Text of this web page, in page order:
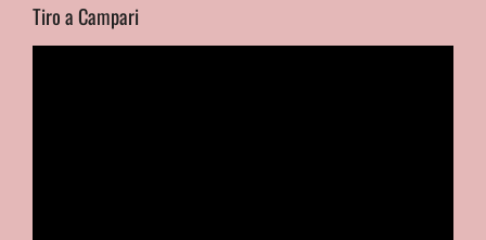
Tiro a Campari